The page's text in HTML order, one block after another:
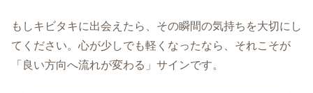
もしキビタキに出会えたら、その瞬間の気持ちを大切にし
てください。心が少しでも軽くなったなら、それこそが
「良い方向へ流れが変わる」サインです。